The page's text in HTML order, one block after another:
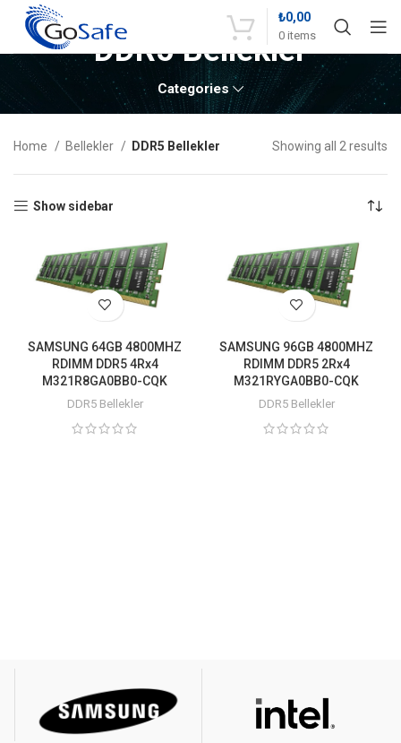
0 items
₺0,00
DDR5 Bellekler
Categories
Home Bellekler DDR5 Bellekler Showing all 2 results
Show sidebar
SAMSUNG 64GB 4800MHZ
RDIMM DDR5 4Rx4
M321R8GA0BB0-CQK
DDR5 Bellekler
SAMSUNG 96GB 4800MHZ
RDIMM DDR5 2Rx4
M321RYGA0BB0-CQK
DDR5 Bellekler